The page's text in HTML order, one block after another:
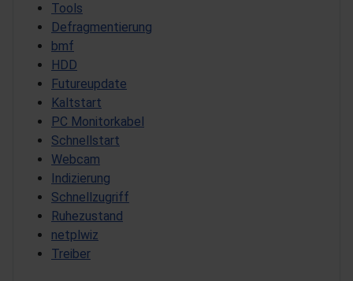
Tools
Defragmentierung
bmf
HDD
Futureupdate
Kaltstart
PC Monitorkabel
Schnellstart
Webcam
Indizierung
Schnellzugriff
Ruhezustand
netplwiz
Treiber